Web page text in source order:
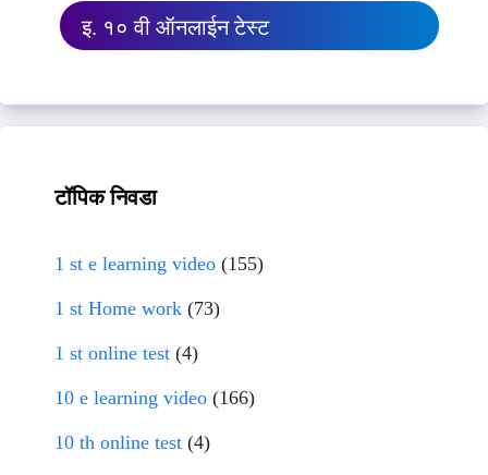
इ. १० वी ऑनलाईन टेस्ट
टॉपिक निवडा
1 st e learning video (155)
1 st Home work (73)
1 st online test (4)
10 e learning video (166)
10 th online test (4)